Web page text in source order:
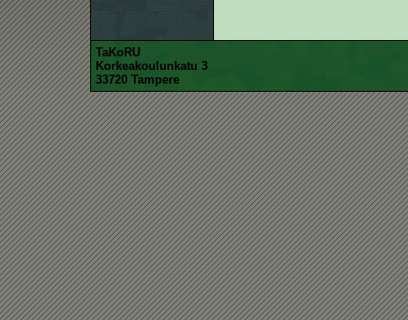
TaKoRU
Korkeakoulunkatu 3
33720 Tampere